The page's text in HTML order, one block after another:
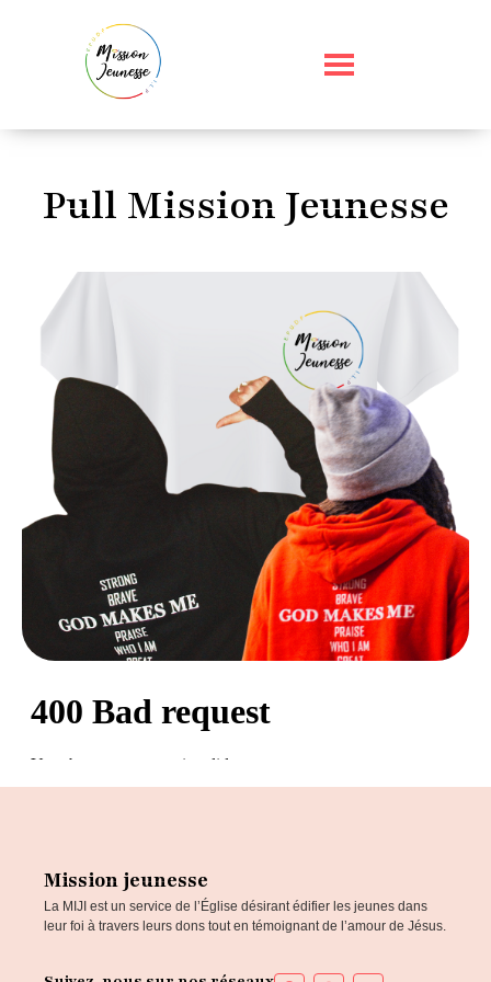
Pull Mission Jeunesse
Mission jeunesse
La MIJI est un service de l’Église désirant édifier les jeunes dans
leur foi à travers leurs dons tout en témoignant de l’amour de Jésus.